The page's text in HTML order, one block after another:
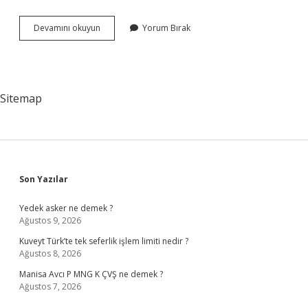
Devamını okuyun Efootball
Sert
Yorum Bırak
Sitemap
Sidebar
Son Yazılar
Yedek asker ne demek ?
Ağustos 9, 2026
Kuveyt Türk’te tek seferlik işlem limiti nedir ?
Ağustos 8, 2026
Manisa Avcı P MNG K ÇVŞ ne demek ?
Ağustos 7, 2026